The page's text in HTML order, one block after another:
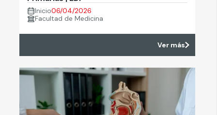
Inicio06/04/2026
Facultad de Medicina
Ver más